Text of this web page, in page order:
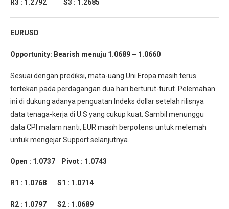
R3 : 1.2792 S3 : 1.2685
EURUSD
Opportunity: Bearish menuju 1.0689 – 1.0660
Sesuai dengan prediksi, mata-uang Uni Eropa masih terus
tertekan pada perdagangan dua hari berturut-turut. Pelemahan
ini di dukung adanya penguatan Indeks dollar setelah rilisnya
data tenaga-kerja di U.S yang cukup kuat. Sambil menunggu
data CPI malam nanti, EUR masih berpotensi untuk melemah
untuk mengejar Support selanjutnya.
Open : 1.0737 Pivot : 1.0743
R1 : 1.0768 S1 : 1.0714
R2 : 1.0797 S2 : 1.0689